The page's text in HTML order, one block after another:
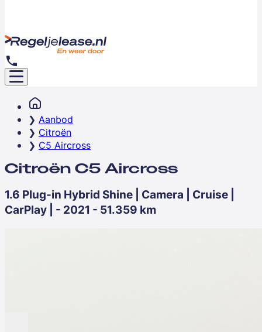
Aanbod
Citroën
C5 Aircross
Citroën C5 Aircross
1.6 Plug-in Hybrid Shine | Camera | Cruise |
CarPlay | - 2021 - 51.359 km